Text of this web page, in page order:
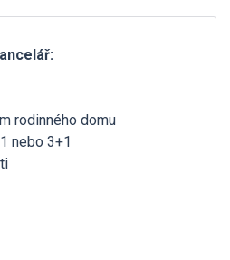
rodinného domu
nebo 3+1